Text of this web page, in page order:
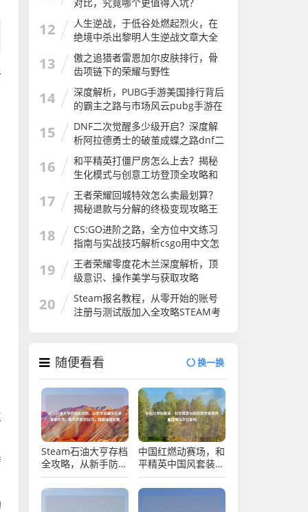
12
人生逆战，于低谷处燃起烈火，在
绝境中杀出黎明人生逆战文章大全
13
傲之追猎者雷恩加尔皮肤排行，骨
齿项链下的荣耀与野性
14
深度解析，PUBG手游美国排行背后
的霸主之路与市场风云pubg手游在
国外火吗
15
DNF二次觉醒多少级开启？深度解
析阿拉德勇士的破茧成蝶之路dnf二
次觉醒几级
16
和平精英打僵尸房怎么上去？揭秘
生化模式与创意工坊登顶全攻略和
平精英打僵尸房怎么上去的
17
王者荣耀回城特效怎么卖最划算？
揭秘退款与分解的终极变现攻略王
者荣耀怎么卖回城特效皮肤
18
CS:GO进阶之路，全方位中文练习
指南与实战技巧解析csgo用中文怎
么说
19
王者荣耀零度花木兰深度解析，顶
级意识、操作美学与获取攻略
20
Steam报名教程，从零开始的账号
注册与测试版加入全攻略STEAM考
随便看看 换一换
Steam石油大亨存档
全攻略，从新手防翻
车到老饕刷传奇，附
文件修改技巧，稳攥
中国红燃动赛场，和
平精英中国风套装里
的热血信仰与文化回
响